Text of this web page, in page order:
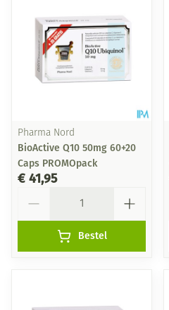
Pharma Nord
BioActive Q10 50mg 60+20
Caps PROMOpack
€ 41,95
Bestel